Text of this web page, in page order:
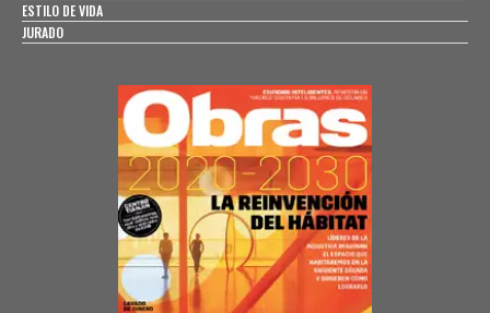
ESTILO DE VIDA
JURADO